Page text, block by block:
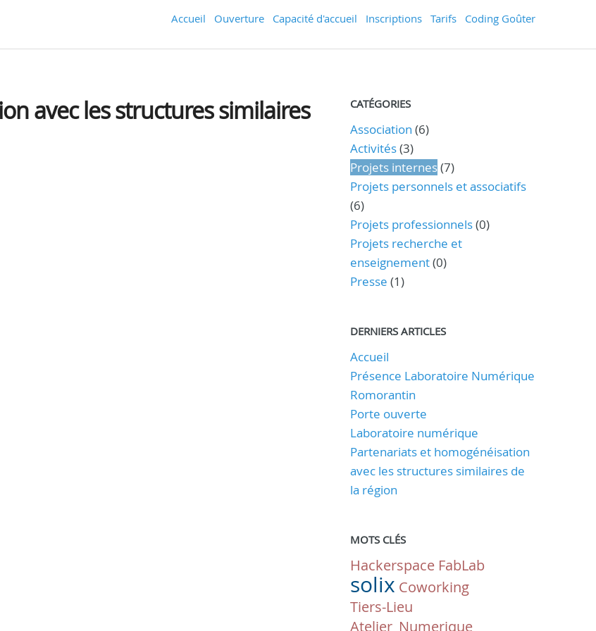
Accueil Ouverture Capacité d'accueil Inscriptions Tarifs Coding Goûter
avec les structures similaires
CATÉGORIES
Association (6)
Activités(3)
Projets internes(7)
Projets personnels et associatifs
(6)
Projets professionnels(0)
Projets recherche et
enseignement(0)
Presse (1)
DERNIERS ARTICLES
Accueil
Présence Laboratoire Numérique
Romorantin
Porte ouverte
Laboratoire numérique
Partenariats et homogénéisation
avec les structures similaires de
la région
MOTS CLÉS
Hackerspace FabLab
solix Coworking
Tiers-Lieu
Atelier_Numerique